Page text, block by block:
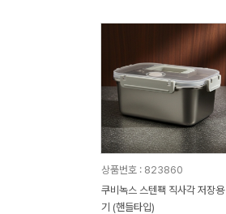
상품번호 : 823860
쿠비녹스 스텐팩 직사각 저장용
기 (핸들타입)